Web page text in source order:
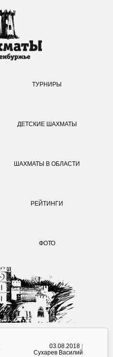
ТУРНИРЫ
ДЕТСКИЕ ШАХМАТЫ
ШАХМАТЫ В ОБЛАСТИ
РЕЙТИНГИ
ФОТО
03.08.2018
Сухарев Василий